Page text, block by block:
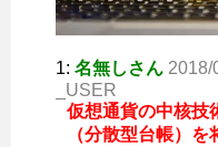
1: 名無しさん 2018/
_USER
仮想通貨の中核技
（分散型台帳）